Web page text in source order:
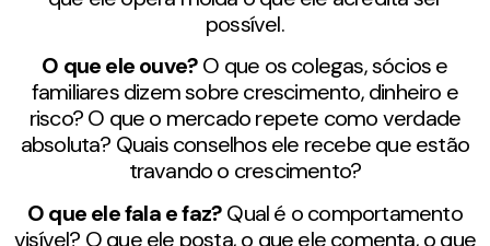
possível.
O que ele ouve?O que os colegas, sócios e
familiares dizem sobre crescimento, dinheiro e
risco? O que o mercado repete como verdade
absoluta? Quais conselhos ele recebe que estão
travando o crescimento?
O que ele fala e faz?Qual é o comportamento
visível? O que ele posta, o que ele comenta, o que